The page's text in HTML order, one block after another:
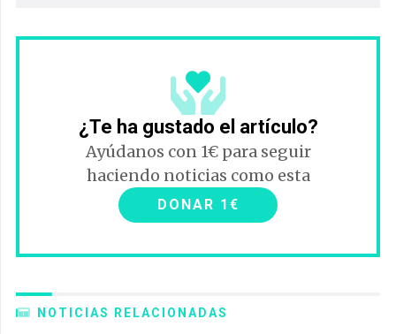
¿Te ha gustado el artículo?
Ayúdanos con 1€ para seguir
haciendo noticias como esta
DONAR 1€
NOTICIAS RELACIONADAS